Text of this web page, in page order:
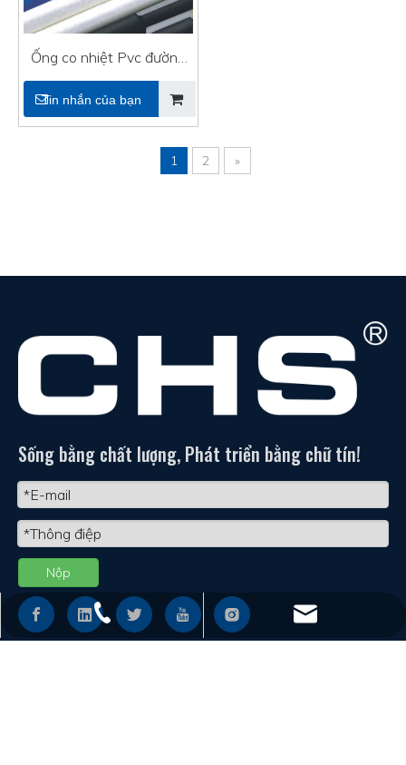
Ống co nhiệt Pvc đường
kính lớn cho cáp
Tin nhắn của bạn
1 2 »
Sống bằng chất lượng, Phát triển bằng chữ tín!
Nộp
+86 - 577 - 62798390
info@chs.com.cn